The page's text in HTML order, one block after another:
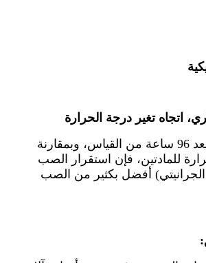
في نفس البيئة، وبعد 96 ساعة من القياس، وبمقارنة
للمادتين، فإن استقرار الصب
أفضل بكثير من الصب